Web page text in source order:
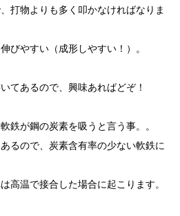
打物よりも多く叩かなければなりま
びやすい（成形しやすい！）。
てあるので、興味あればどぞ！
鉄が鋼の炭素を吸うと言う事。。
るので、炭素含有率の少ない軟鉄に
温で接合した場合に起こります。